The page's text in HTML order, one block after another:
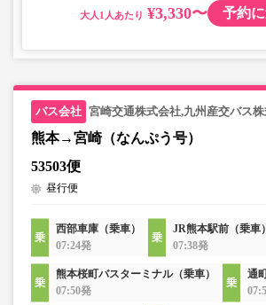
大人 ¥3,330〜 予約
宮崎交通株式会社,九州産交バス
熊本→宮崎（なんぷう号）
53503便
昼行便
西部車庫（乗車）
07:24発
JR熊本駅前（乗車
07:38発
熊本桜町バスターミナル（乗車）
07:50発
通